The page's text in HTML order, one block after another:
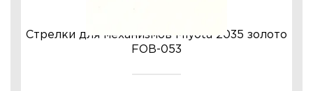
Стрелки для механизмов Miyota 2035 золото
FOB-053